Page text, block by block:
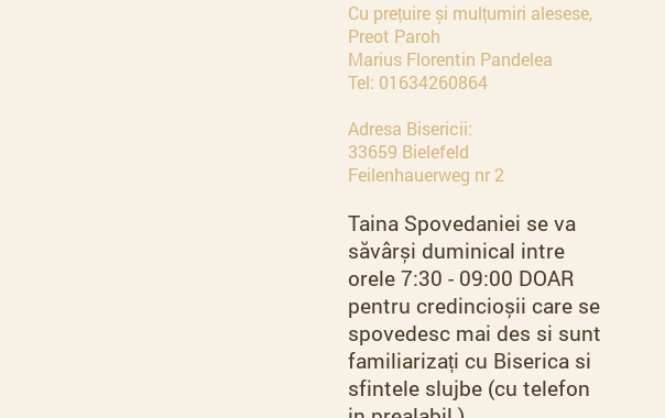
Cu prețuire și mulțumiri alesese,
Preot Paroh
Marius Florentin Pandelea
Tel: 01634260864
Adresa Bisericii:
33659 Bielefeld
Feilenhauerweg nr 2
Taina Spovedaniei se va
săvârși duminical intre
orele 7:30 - 09:00 DOAR
pentru credincioșii care se
spovedesc mai des si sunt
familiarizați cu Biserica si
sfintele slujbe (cu telefon